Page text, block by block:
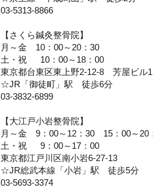
03-5313-8866
【さくら鍼灸整骨院】
月～金 10：00～20：30
土・祝 10：00～18：00
東京都台東区東上野2-12-8 芳屋ビル
☆JR「御徒町」駅 徒歩6分
03-3832-6899
【大江戸小岩整骨院】
月～金 9：00～12：30 15：00～20
土・祝 9：00～17：00
東京都江戸川区南小岩6-27-13
☆JR総武本線「小岩」駅 徒歩5分
03-5693-3374